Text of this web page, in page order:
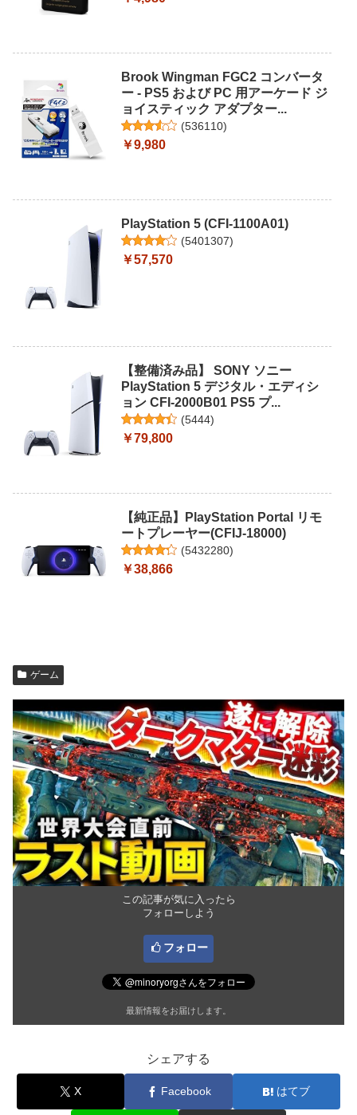
Brook Wingman FGC2 コンバータ
ー - PS5 および PC 用アーケード ジ
ョイスティック アダプター...
(536110)
￥9,980
PlayStation 5 (CFI-1100A01)
(5401307)
￥57,570
【整備済み品】 SONY ソニー
PlayStation 5 デジタル・エディシ
ョン CFI-2000B01 PS5 プ...
(5444)
￥79,800
【純正品】PlayStation Portal リモ
ートプレーヤー(CFIJ-18000)
(5432280)
￥38,866
ゲーム
この記事が気に入ったら
フォローしよう
フォロー
最新情報をお届けします。
シェアする
X Facebook はてブ